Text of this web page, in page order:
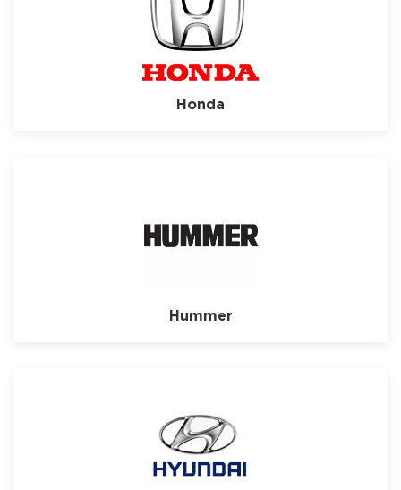
Honda
Hummer